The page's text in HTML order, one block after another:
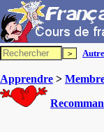
Apprendre >